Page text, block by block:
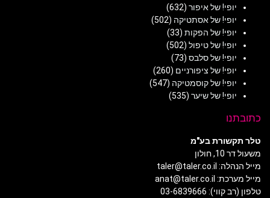
יופי! של איפור (632)
יופי! של אסתטיקה (502)
יופי! של הפקות (33)
יופי! של טיפול (502)
יופי! של סלבס (73)
יופי! של ציפורניים (260)
יופי! של קוסמטיקה (547)
יופי! של שיער (535)
כתובתנו
טלר תקשורת בע"מ
משעול דר 10, חולון
מייל הנהלה: taler@taler.co.il
מייל מערכת: anat@taler.co.il
טלפון (רב קווי): 03-6839666